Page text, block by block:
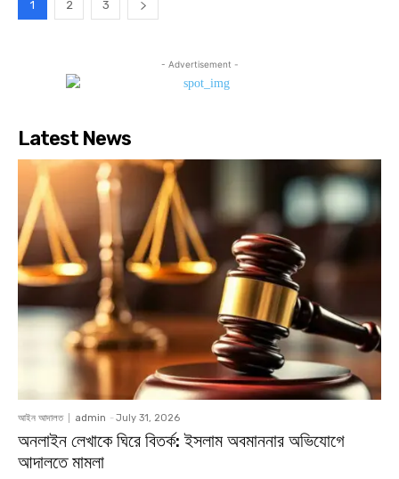
1 2 3
- Advertisement -
Latest News
আইন আদালত admin - July 31, 2026
অনলাইন লেখাকে ঘিরে বিতর্ক: ইসলাম অবমাননার অভিযোগে
আদালতে মামলা